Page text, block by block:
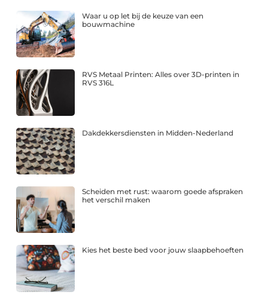
Waar u op let bij de keuze van een
bouwmachine
RVS Metaal Printen: Alles over 3D-printen in
RVS 316L
Dakdekkersdiensten in Midden-Nederland
Scheiden met rust: waarom goede afspraken
het verschil maken
Kies het beste bed voor jouw slaapbehoeften